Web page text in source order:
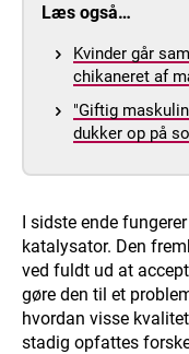
Læs også…
Kvinder går
chikaneret af
"Giftig
dukker op på
I sidste ende
katalysator. Den
ved fuldt ud at
gøre den til et
hvordan visse
stadig opfattes